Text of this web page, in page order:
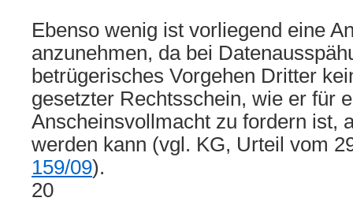
Ebenso wenig ist vorliegend eine
anzunehmen, da bei
betrügerisches Vorgehen Dritter
gesetzter Rechtsschein, wie er für
Anscheinsvollmacht zu fordern ist,
werden kann (vgl. KG, Urteil vom
159/09).
20